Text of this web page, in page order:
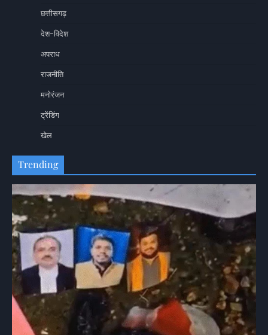
छत्तीसगढ़
देश-विदेश
अपराध
राजनीति
मनोरंजन
ट्रेंडिंग
खेल
Trending